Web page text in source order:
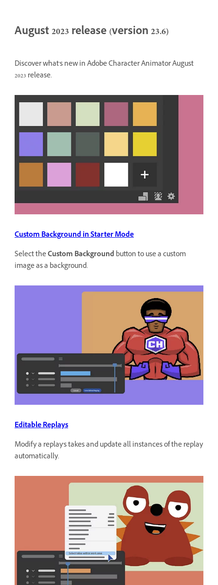
August 2023 release (version 23.6)
Discover what's new in Adobe Character Animator August
2023 release.
Custom Background in Starter Mode
Select theCustom Background button to use a custom
image as a background.
Editable Replays
Modify a replay's takes and update all instances of the replay
automatically.